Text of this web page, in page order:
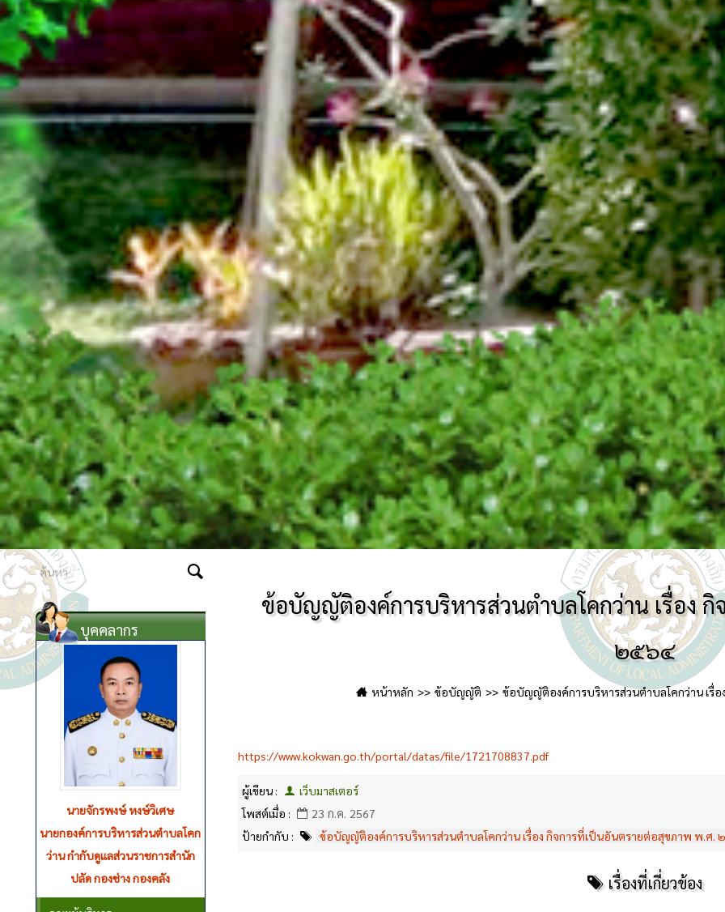
ข้อบัญญัติองค์การบริหารส่วนตําบลโคกว่าน เรื่อง
๒๕๖๔
หน้าหลัก ข้อบัญญัติ ข้อบัญญัติองค์การบริหารส่วนตําบลโคกว่าน เ
https://www.kokwan.go.th/portal/datas/file/1721708837.pdf
ผู้เขียน :
เว็บมาสเตอร์
โพสต์เมื่อ :
23 ก.ค. 2567
ป้ายกำกับ :
ข้อบัญญัติองค์การบริหารส่วนตําบลโคกว่าน เรื่อง กิจการที่เป็นอันตรายต่อสุขภาพ พ.ศ.
เรื่องที่เกี่ยวข้อง
บุคคลากร
นางวรรณา ดวงมาลา
รองนายกองค์การบริหารส่วนตำบล
กำกับดูแลส่วนราชการกองสวัสดิการ
สังคม